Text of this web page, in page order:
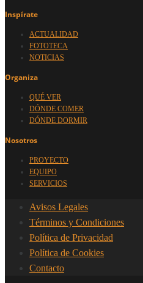
Inspírate
ACTUALIDAD
FOTOTECA
NOTICIAS
Organiza
QUÉ VER
DÓNDE COMER
DÓNDE DORMIR
Nosotros
PROYECTO
EQUIPO
SERVICIOS
Avisos Legales
Términos y Condiciones
Política de Privacidad
Política de Cookies
Contacto